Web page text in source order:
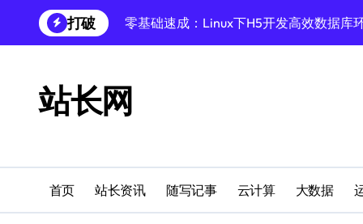
到
打破
Linux数据库部署全攻略：科技驱动下的
Linux深度学习全攻略：数据库调优至模
Linux数据库速搭秘籍：科技赋能项目稳
Windows环境搭建：高效运行库配置与管
Windows下PHP开发环境高效配置秘籍
站长网
首页 站长资讯 随写记事 云计算 大数据